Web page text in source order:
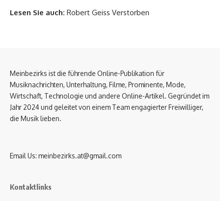
Lesen Sie auch: Robert Geiss Verstorben
Meinbezirks ist die führende Online-Publikation für
Musiknachrichten, Unterhaltung, Filme, Prominente, Mode,
Wirtschaft, Technologie und andere Online-Artikel. Gegründet im
Jahr 2024 und geleitet von einem Team engagierter Freiwilliger,
die Musik lieben.
Email Us: meinbezirks.at@gmail.com
Kontaktlinks